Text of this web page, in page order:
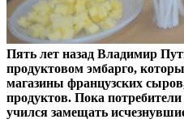
Пять лет назад Владимир
продуктовом эмбарго,
магазины французских
продуктов. Пока
учился замещать